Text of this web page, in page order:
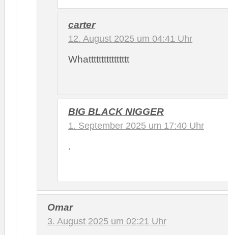
carter
12. August 2025 um 04:41 Uhr
Whatttttttttttttttt
BIG BLACK NIGGER
1. September 2025 um 17:40 Uhr
.
Omar
3. August 2025 um 02:21 Uhr